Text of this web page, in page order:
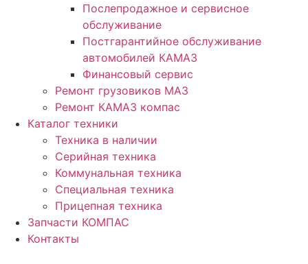
Послепродажное и сервисное
обслуживание
Постгарантийное обслуживание
автомобилей КАМАЗ
Финансовый сервис
Ремонт грузовиков МАЗ
Ремонт КАМАЗ компас
Каталог техники
Техника в наличии
Серийная техника
Коммунальная техника
Специальная техника
Прицепная техника
Запчасти КОМПАС
Контакты